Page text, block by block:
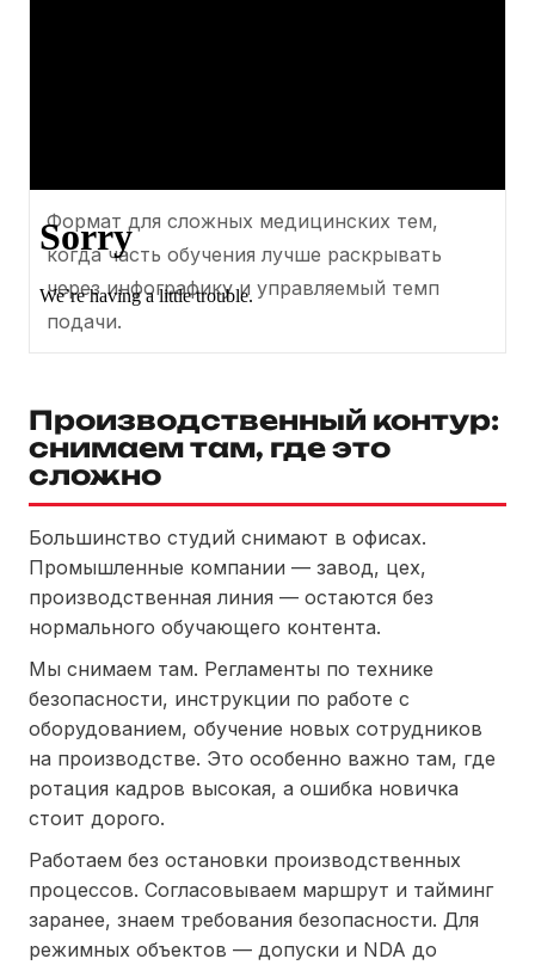
Формат для сложных медицинских тем,
когда часть обучения лучше раскрывать
через инфографику и управляемый темп
подачи.
Производственный контур:
снимаем там, где это
сложно
Большинство студий снимают в офисах.
Промышленные компании — завод, цех,
производственная линия — остаются без
нормального обучающего контента.
Мы снимаем там. Регламенты по технике
безопасности, инструкции по работе с
оборудованием, обучение новых сотрудников
на производстве. Это особенно важно там, где
ротация кадров высокая, а ошибка новичка
стоит дорого.
Работаем без остановки производственных
процессов. Согласовываем маршрут и тайминг
заранее, знаем требования безопасности. Для
режимных объектов — допуски и NDA до